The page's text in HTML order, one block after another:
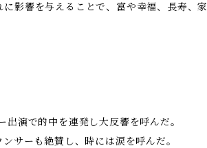
影響を与えることで、富や幸福、長寿、家
演で的中を連発し大反響を呼んだ。
サーも絶賛し、時には涙を呼んだ。